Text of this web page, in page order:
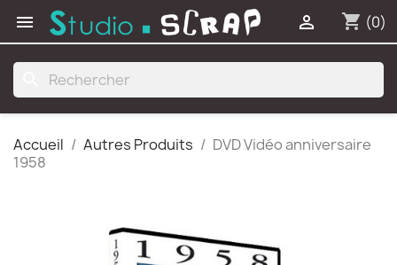
 shopping_cart (0)

Accueil Autres Produits
DVD Vidéo anniversaire
1958